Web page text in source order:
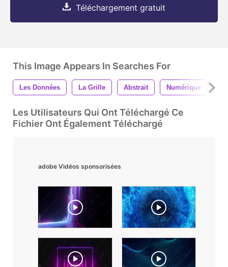
Téléchargement gratuit
This Image Appears In Searches For
Les Données La Grille Abstrait Numérique
Les Utilisateurs Qui Ont Téléchargé Ce
Fichier Ont Également Téléchargé
adobe Vidéos sponsorisées